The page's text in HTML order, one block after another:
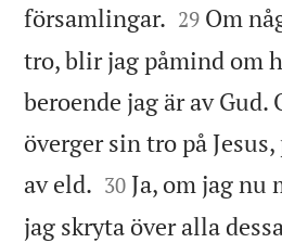
församlingar. 

29 Om
tro, blir jag påmind om
beroende jag är av Gud.
överger sin tro på
av eld. 

30 Ja, om jag nu
jag skryta över alla